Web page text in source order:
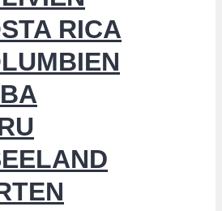
RICA